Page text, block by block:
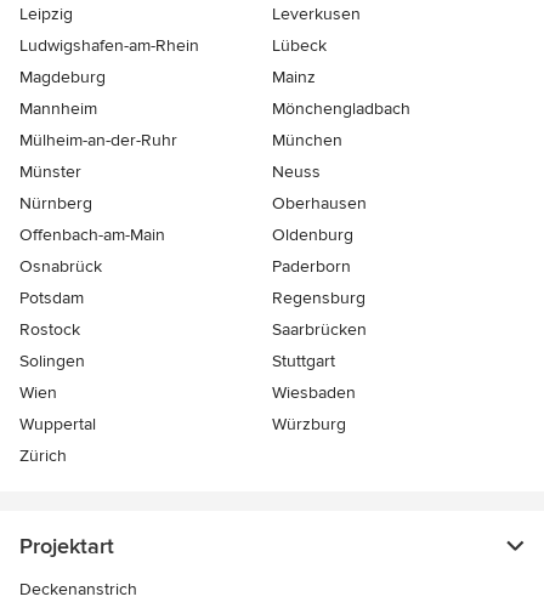
Leipzig
Leverkusen
Ludwigshafen-am-Rhein
Lübeck
Magdeburg
Mainz
Mannheim
Mönchen­gladbach
Mülheim-an-der-Ruhr
München
Münster
Neuss
Nürnberg
Oberhausen
Offenbach-am-Main
Oldenburg
Osnabrück
Paderborn
Potsdam
Regensburg
Rostock
Saarbrücken
Solingen
Stuttgart
Wien
Wiesbaden
Wuppertal
Würzburg
Zürich
Projektart
Deckenanstrich